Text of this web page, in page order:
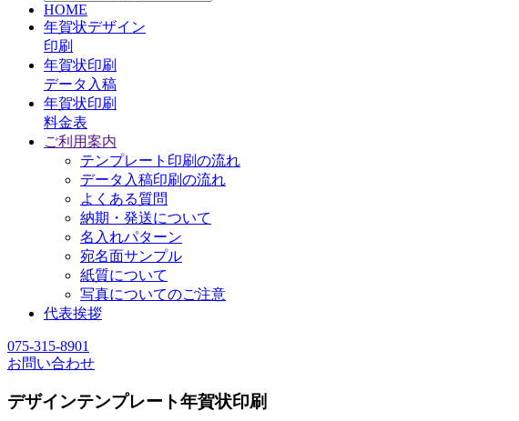
HOME
年賀状デザイン
印刷
年賀状印刷
データ入稿
年賀状印刷
料金表
ご利用案内
テンプレート印刷の流れ
データ入稿印刷の流れ
よくある質問
納期・発送について
名入れパターン
宛名面サンプル
紙質について
写真についてのご注意
代表挨拶
075-315-8901
お問い合わせ
デザインテンプレート年賀状印刷